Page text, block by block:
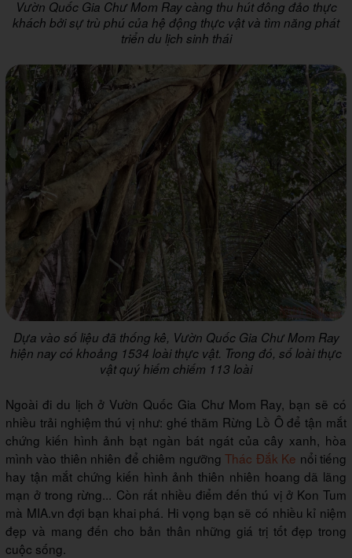
Vườn Quốc Gia Chư Mom Ray càng thu hút đông đảo thực
khách bởi sự trù phú của hệ động thực vật và tìm năng phát
triển du lịch sinh thái
Dựa vào số liệu đã thống kê, Vườn Quốc Gia Chư Mom Ray
hiện nay có khoảng 1534 loài thực vật. Trong đó, số loài thực
vật quý hiếm chiếm 113 loài
Ngoài đi du lịch ở Vườn Quốc Gia Chư Mom Ray, bạn sẽ có
nhiều trải nghiệm thú vị như: ghé thăm Rừng Lồ Ô để tận mắt
chứng kiến hình ảnh bạt ngàn bát ngát của cây xanh, hòa
mình vào thiên nhiên để chiêm ngưỡngThác Đắk Ke nổi tiếng
hay tận mắt chứng kiến hình ảnh thiên nhiên hoang dã lãng
mạn ở trong rừng... Còn rất nhiều điểm đến thú vị ở Kon Tum
mà MIA.vn đợi bạn khai phá. Hi vọng bạn sẽ có nhiều kỉ niệm
đẹp và mang đến cho bản thân những giá trị tốt đẹp trong
cuộc sống.